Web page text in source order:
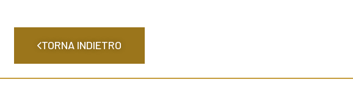
TORNA INDIETRO